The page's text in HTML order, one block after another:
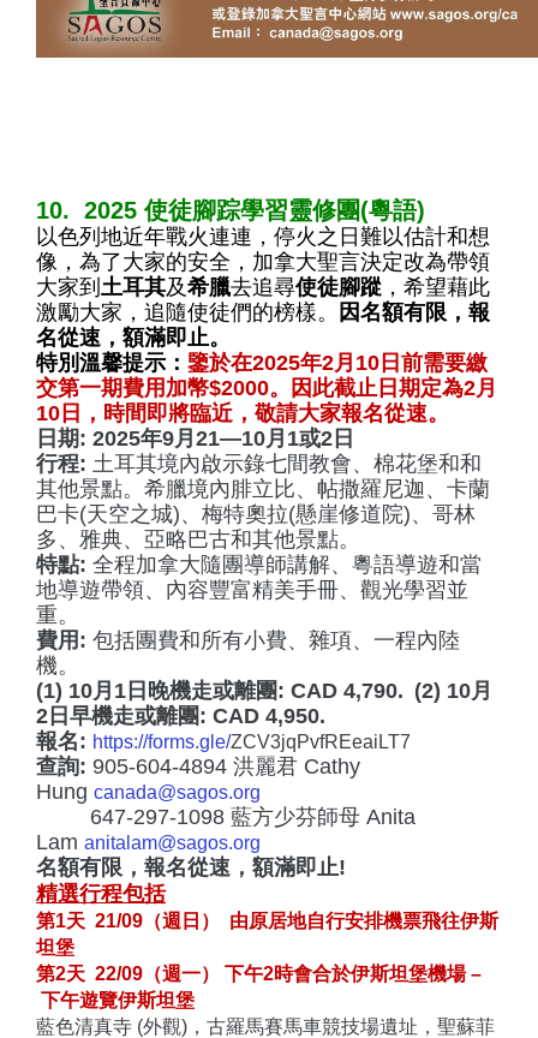
10. 2025 使徒腳踪學習靈修團(粵語)
以色列地近年戰火連連，停火之日難以估計和想
像， 為了大家的安全，加拿大聖言決定改為帶領
大家到 土耳其及希臘去追尋使徒腳蹤 ，希望藉此
激勵大家，追隨使徒們的榜樣。
因名額有限， 報
名從速，額滿即止。
特別溫馨提示： 鑒於在2025年2月10日前需要繳
交第一期費用 加幣$2000。因此截止日期定為2月
10日，時間即將臨近， 敬請大家報名從速。
日期: 2025年9月21—10月1或2日
行程: 土耳其境內啟示錄七間教會、棉花堡和和
其他景點。 希臘境內腓立比、帖撒羅尼迦、卡蘭
巴卡(天空之城)、梅特奧拉(懸崖修道院)、哥林
多、雅典、亞略巴古和其他景點。
特點: 全程加拿大隨團導師講解、粵語導遊和當
地導遊帶領、 內容豐富精美手冊、觀光學習並
重。
費用: 包括團費和所有小費、雜項、一程內陸
機。
(1) 10月1日晚機走或離團: CAD 4,790. (2) 10月
2日早機走或離團: CAD 4,950.
報名: https://forms.gle/ZCV3jqPvfREeaiLT7
查詢: 905-604-4894 洪麗君 Cathy
Hung canada@sagos.org
647-297-1098 藍方少芬師母 Anita
Lam anitalam@sagos.org
名額有限，報名從速，額滿即止!
精選行程包括
第1天 21/09（週日） 由原居地自行安排機票飛往伊斯
坦堡
第2天 22/09（週一） 下午2時會合於伊斯坦堡機場 –
下午遊覽伊斯坦堡
藍色清真寺 (外觀)，古羅馬賽馬車競技場遺址，聖蘇菲